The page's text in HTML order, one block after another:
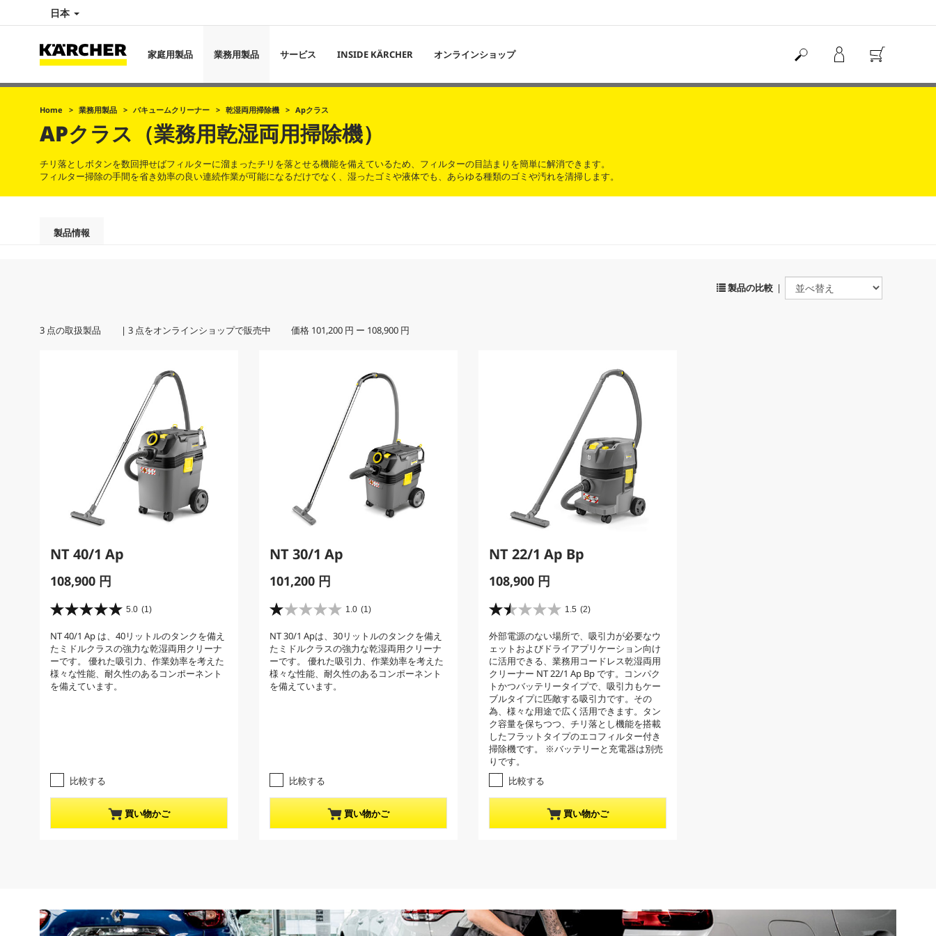
日本
家庭用製品 業務用製品 サービス INSIDE KÄRCHER オンラインショップ
Home 業務用製品 バキュームクリーナー 乾湿両用掃除機 Apクラス
APクラス（業務用乾湿両用掃除機）
チリ落としボタンを数回押せばフィルターに溜まったチリを落とせる機能を備えているため、フィルターの目詰まりを簡単に解消できます。
フィルター掃除の手間を省き効率の良い連続作業が可能になるだけでなく、湿ったゴミや液体でも、あらゆる種類のゴミや汚れを清掃します。
製品情報
製品の比較 |
3 点の取扱製品 | 3 点をオンラインショップで販売中 価格 101,200 円 ー 108,900 円
NT 40/1 Ap
C
r
e
n
t
p
t
p
r
i
108,900 円
5.0 (1)
星
.
0
／
5
個
ー
件
NT 40/1 Ap は、40リットルのタンクを備え
たミドルクラスの強力な乾湿両用クリーナ
ーです。 優れた吸引力、作業効率を考えた
様々な性能、耐久性のあるコンポーネント
を備えています。
比較する
買い物かご
NT 30/1 Ap
C
r
e
n
t
p
t
p
r
i
101,200 円
1.0 (1)
星
.
0
／
5
個
ー
件
NT 30/1 Apは、30リットルのタンクを備え
たミドルクラスの強力な乾湿両用クリーナ
ーです。 優れた吸引力、作業効率を考えた
様々な性能、耐久性のあるコンポーネント
を備えています。
比較する
買い物かご
NT 22/1 Ap Bp
C
r
e
n
t
p
r
o
d
u
c
t
p
r
i
108,900 円
1.5 (2)
星
.
5
／
5
個
で
す
。
2
レ
ビ
ー
件
外部電源のない場所で、吸引力が必要なウ
ェットおよびドライアプリケーション向け
に活用できる、業務用コードレス乾湿両用
クリーナー NT 22/1 Ap Bp です。コンパク
トかつバッテリータイプで、吸引力もケー
ブルタイプに匹敵する吸引力です。その
為、様々な用途で広く活用できます。タン
ク容量を保ちつつ、チリ落とし機能を搭載
したフラットタイプのエコフィルター付き
掃除機です。 ※バッテリーと充電器は別売
りです。
比較する
買い物かご